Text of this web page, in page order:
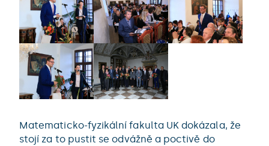
Matematicko-fyzikální fakulta UK dokázala, že
stojí za to pustit se odvážně a poctivě do